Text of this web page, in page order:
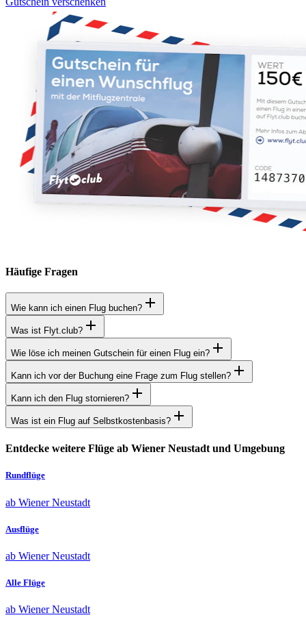
Häufige Fragen
Wie kann ich einen Flug buchen?
Was ist Flyt.club?
Wie löse ich meinen Gutschein für einen Flug ein?
Kann ich vor der Buchung eine Frage zum Flug stellen?
Kann ich den Flug stornieren?
Was ist ein Flug auf Selbstkostenbasis?
Entdecke weitere Flüge ab Wiener Neustadt und Umgebung
Rundflüge
ab Wiener Neustadt
Ausflüge
ab Wiener Neustadt
Alle Flüge
ab Wiener Neustadt